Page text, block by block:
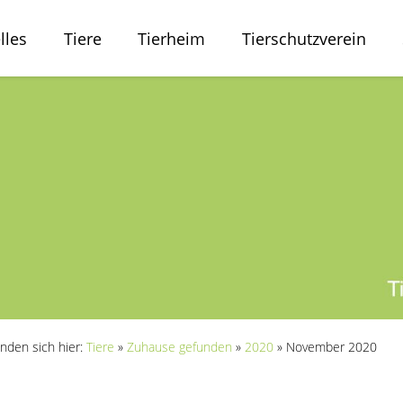
Tiere Tierheim Tierschutzverein
sich hier: Tiere » Zuhause gefunden » 2020 » November 2020